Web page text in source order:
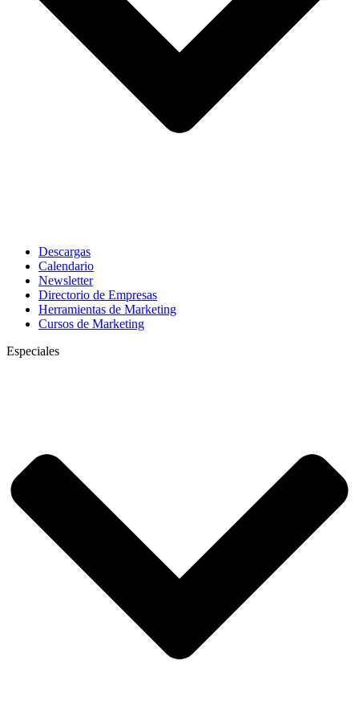
Descargas
Calendario
Newsletter
Directorio de Empresas
Herramientas de Marketing
Cursos de Marketing
Especiales